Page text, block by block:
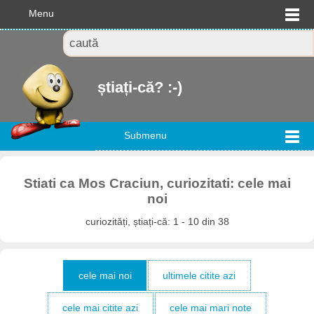
Menu
știați-că? :-)
Submenu
Stiati ca Mos Craciun, curiozitati: cele mai
noi
curiozități, știați-că: 1 - 10 din 38
cele mai noi ultimele citite azi
cele mai citite azi cele mai mari note